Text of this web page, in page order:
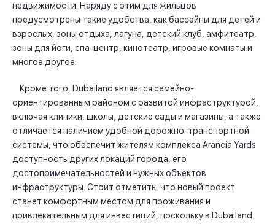
недвижимости. Наряду с этим для жильцов
предусмотрены такие удобства, как бассейны для детей и
взрослых, зоны отдыха, лагуна, детский клуб, амфитеатр,
зоны для йоги, спа-центр, кинотеатр, игровые комнаты и
многое другое.
Кроме того, Dubailand является семейно-
ориентированным районом с развитой инфраструктурой,
включая клиники, школы, детские сады и магазины, а также
отличается наличием удобной дорожно-транспортной
системы, что обеспечит жителям комплекса Arancia Yards
доступность других локаций города, его
достопримечательностей и нужных объектов
инфраструктуры. Стоит отметить, что новый проект
станет комфортным местом для проживания и
привлекательным для инвестиций, поскольку в Dubailand